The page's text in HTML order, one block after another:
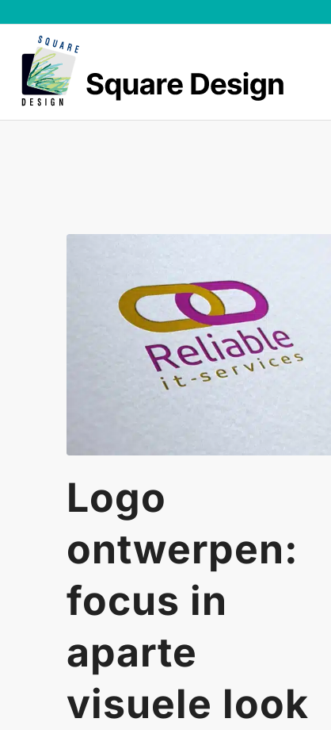
Logo
ontwerpen:
focus in
aparte
visuele look